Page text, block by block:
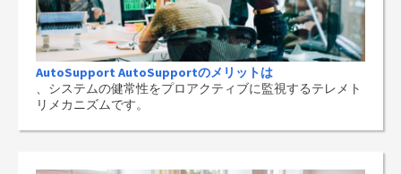
AutoSupport AutoSupportのメリットは
、システムの健常性をプロアクティブに監視するテレメト
リメカニズムです。